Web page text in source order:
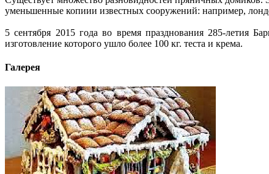
уменьшенные копиии известных сооружений: например,
5 сентября 2015 года во время празднования 285-летия
изготовление которого ушло более 100 кг. теста и крема.
Галерея